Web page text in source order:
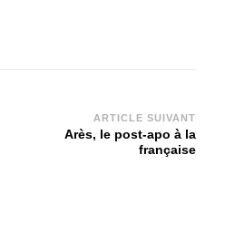
ARTICLE SUIVANT
Arès, le post-apo à la
française